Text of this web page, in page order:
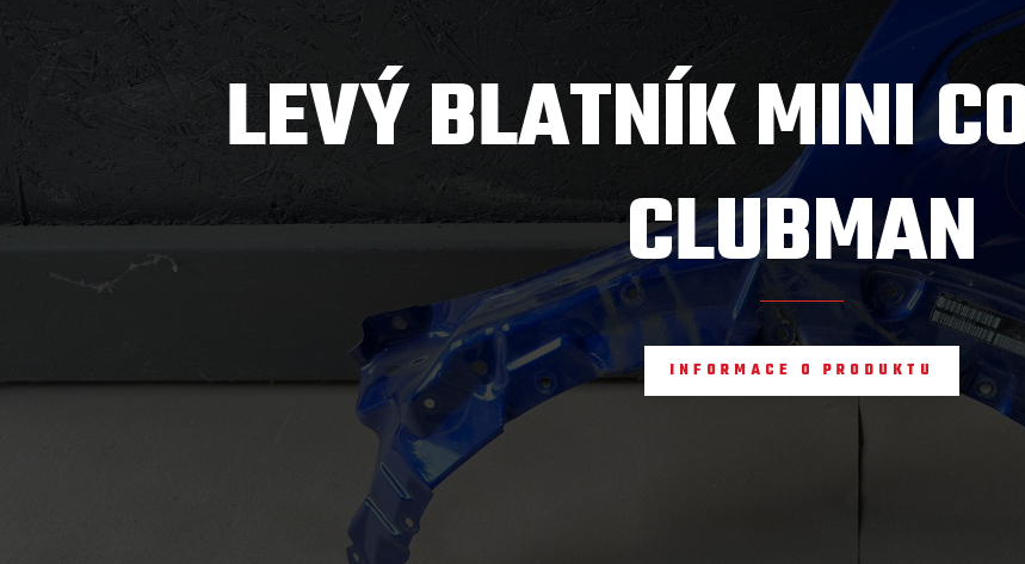
LEVÝ BLATNÍK MINI
CLUBMAN
INFORMACE O PRODUKTU